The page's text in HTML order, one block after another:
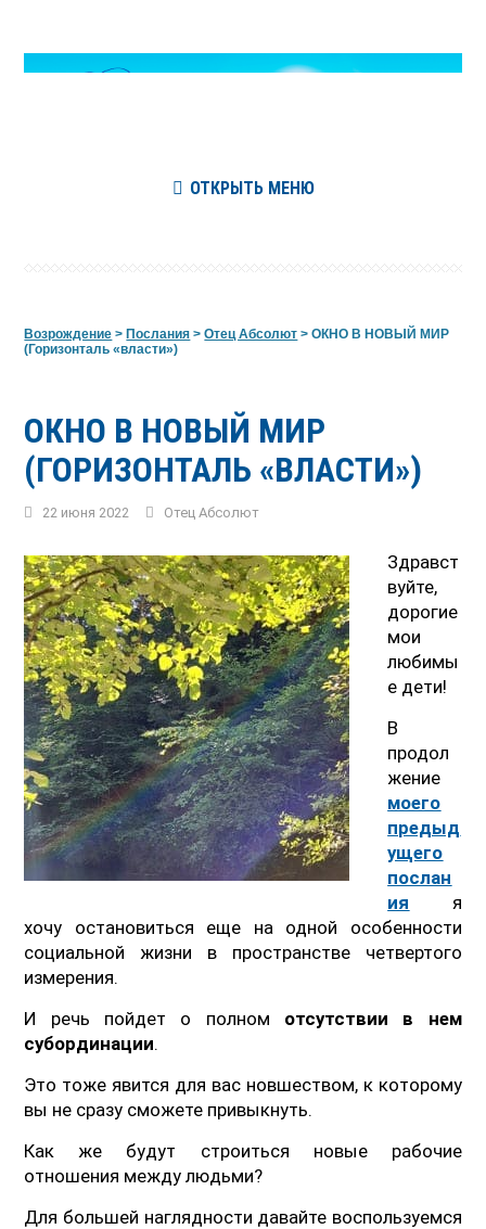
ОТКРЫТЬ МЕНЮ
Возрождение >Послания >Отец Абсолют >ОКНО В НОВЫЙ МИР
(Горизонталь «власти»)
ОКНО В НОВЫЙ МИР
(ГОРИЗОНТАЛЬ «ВЛАСТИ»)
22 июня 2022 Отец Абсолют
Здравст
вуйте,
дорогие
мои
любимы
е дети!
В
продол
жение
моего
предыд
ущего
послан
ия я
хочу остановиться еще на одной особенности
социальной жизни в пространстве четвертого
измерения.
И речь пойдет о полном отсутствии в нем
субординации.
Это тоже явится для вас новшеством, к которому
вы не сразу сможете привыкнуть.
Как же будут строиться новые рабочие
отношения между людьми?
Для большей наглядности давайте воспользуемся